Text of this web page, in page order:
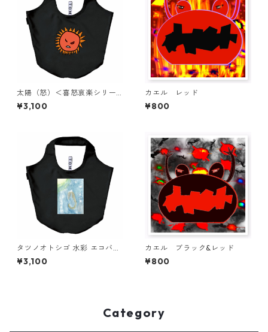
太陽（怒）＜喜怒哀楽シリー
ズ＞ エコバッグ eco bag si
mple
¥3,100
カエル レッド
¥800
タツノオトシゴ 水彩 エコバッ
グ eco bag simple
¥3,100
カエル ブラック&レッド
¥800
Category